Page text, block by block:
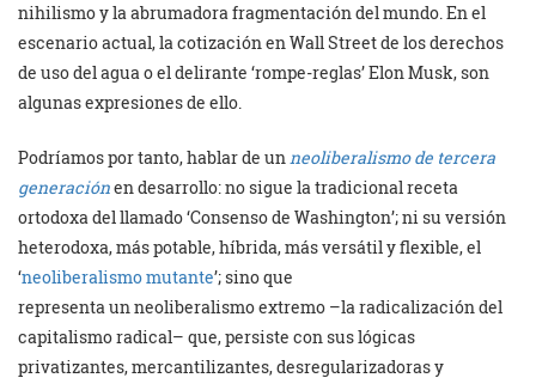
nihilismo y la abrumadora fragmentación del mundo. En el
escenario actual, la cotización en Wall Street de los derechos
de uso del agua o el delirante ‘rompe-reglas’ Elon Musk, son
algunas expresiones de ello.
Podríamos por tanto, hablar de unneoliberalismo de tercera
generaciónen desarrollo: no sigue la tradicional receta
ortodoxa del llamado ‘Consenso de Washington’; ni su versión
heterodoxa, más potable, híbrida, más versátil y flexible, el
‘neoliberalismo mutante’; sino que
representa un neoliberalismo extremo –la radicalización del
capitalismo radical– que, persiste con sus lógicas
privatizantes, mercantilizantes, desregularizadoras y